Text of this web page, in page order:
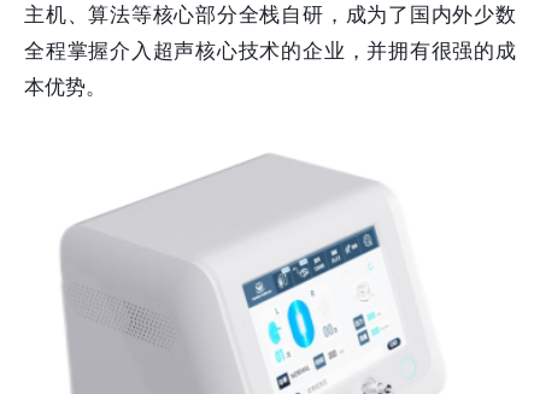
主机、算法等核心部分全栈自研，成为了国内外少数
全程掌握介入超声核心技术的企业，并拥有很强的成
本优势。